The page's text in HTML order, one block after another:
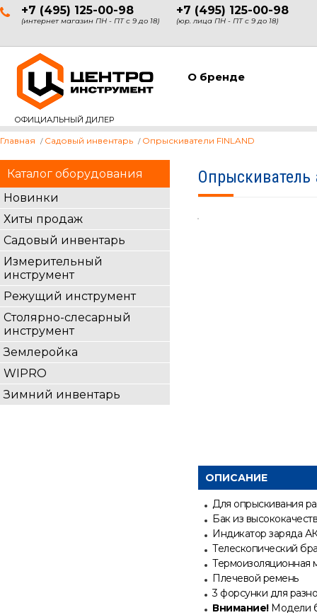
+7 (495) 125-00-98
(интернет магазин ПН - ПТ с 9 до 18)
+7 (495) 125-00-98
(юр. лица ПН - ПТ с 9 до 18)
ОФИЦИАЛЬНЫЙ ДИЛЕР
О бренде
Каталог оборудования
Новинки
Хиты продаж
Садовый инвентарь
Измерительный
инструмент
Режущий инструмент
Столярно-слесарный
инструмент
Землеройка
WIPRO
Зимний инвентарь
Главная Садовый инвентарь Опрыскиватели FINLAND
Опрыскиватель
ОПИСАНИЕ
Для опрыскивания
Бак из
Индикатор заряда
Телескопический
Термоизоляционная
Плечевой ремень
3 форсунки для
Внимание!Модели